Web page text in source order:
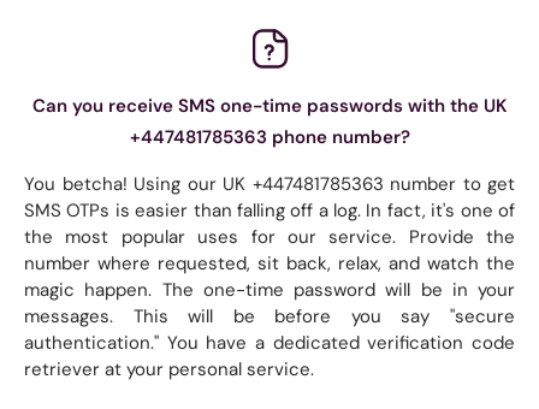
Can you receive SMS one-time passwords with the UK
+447481785363 phone number?
You betcha! Using our UK +447481785363 number to get
SMS OTPs is easier than falling off a log. In fact, it's one of
the most popular uses for our service. Provide the
number where requested, sit back, relax, and watch the
magic happen. The one-time password will be in your
messages. This will be before you say "secure
authentication." You have a dedicated verification code
retriever at your personal service.